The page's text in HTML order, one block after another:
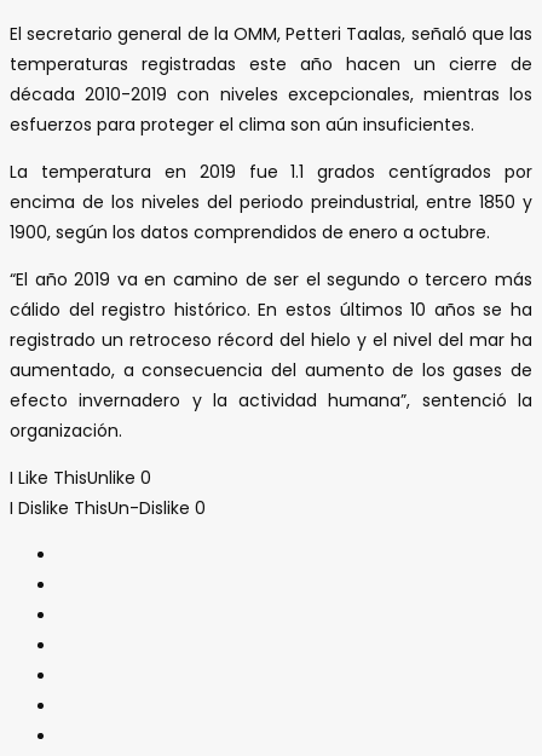
El secretario general de la OMM, Petteri Taalas, señaló que las
temperaturas registradas este año hacen un cierre de
década 2010-2019 con niveles excepcionales, mientras los
esfuerzos para proteger el clima son aún insuficientes.
La temperatura en 2019 fue 1.1 grados centígrados por
encima de los niveles del periodo preindustrial, entre 1850 y
1900, según los datos comprendidos de enero a octubre.
“El año 2019 va en camino de ser el segundo o tercero más
cálido del registro histórico. En estos últimos 10 años se ha
registrado un retroceso récord del hielo y el nivel del mar ha
aumentado, a consecuencia del aumento de los gases de
efecto invernadero y la actividad humana”, sentenció la
organización.
I Like ThisUnlike 0
I Dislike ThisUn-Dislike 0